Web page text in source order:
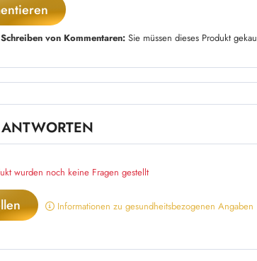
von Kommentaren: Sie müssen dieses Produkt
wurden noch keine Fragen gestellt
Informationen zu gesundheitsbezogenen Angaben